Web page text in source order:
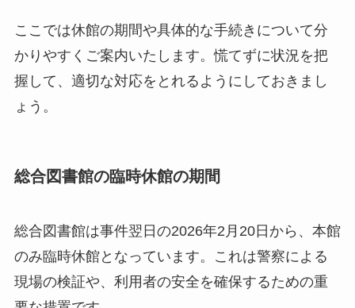
ここでは休館の期間や具体的な手続きについて分
かりやすくご案内いたします。慌てずに状況を把
握して、適切な対応をとれるようにしておきまし
ょう。
総合図書館の臨時休館の期間
総合図書館は事件翌日の2026年2月20日から、本館
のみ臨時休館となっています。これは警察による
現場の検証や、利用者の安全を確保するための重